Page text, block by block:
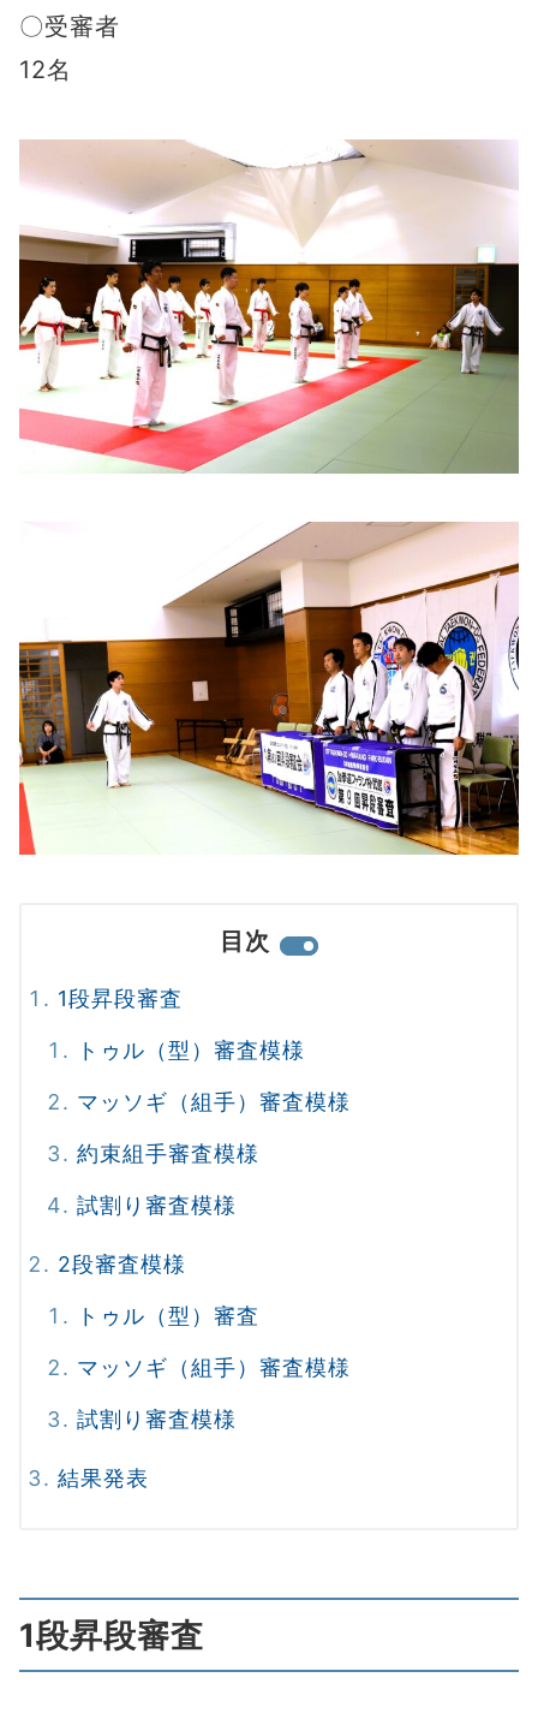
〇受審者
12名
目次
1段昇段審査
トゥル（型）審査模様
マッソギ（組手）審査模様
約束組手審査模様
試割り審査模様
2段審査模様
トゥル（型）審査
マッソギ（組手）審査模様
試割り審査模様
結果発表
1段昇段審査